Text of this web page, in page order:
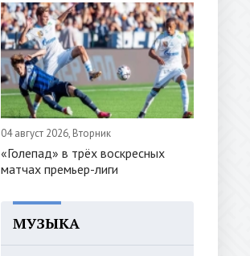
04 август 2026, Вторник
«Голепад» в трёх воскресных
матчах премьер-лиги
МУЗЫКА